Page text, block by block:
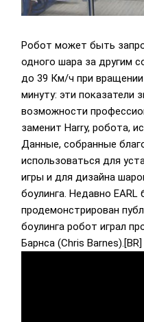
Робот может быть
одного шара за другим
до 39 Км/ч при
минуту: эти показатели
возможности
заменит Harry, робота,
Данные, собранные
использоваться для
игры и для дизайна
боулинга. Недавно EARL
продемонстрирован
боулинга робот играл
Барнса (Chris Barnes).[BR]